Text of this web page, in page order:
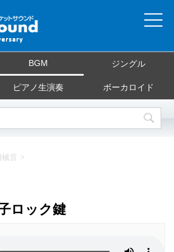
当サイトについて
ご利用規約
お問合せ
BGM ジングル
ピアノ生演奏 ボーカロイド
械音 >
ロック鍵